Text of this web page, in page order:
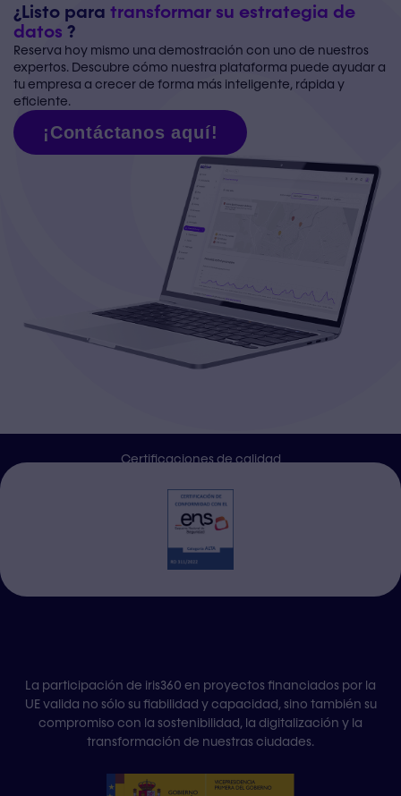
¿Listo para transformar su estrategia de
datos ?
Reserva hoy mismo una demostración con uno de nuestros
expertos. Descubre cómo nuestra plataforma puede ayudar a
tu empresa a crecer de forma más inteligente, rápida y
eficiente.
¡Contáctanos aquí!
Certificaciones de calidad
La participación de iris360 en proyectos financiados por la
UE valida no sólo su fiabilidad y capacidad, sino también su
compromiso con la sostenibilidad, la digitalización y la
transformación de nuestras ciudades.